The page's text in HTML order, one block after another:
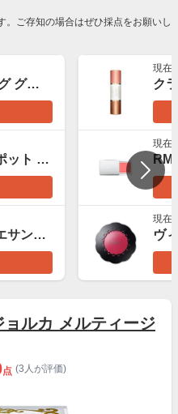
。ご存知の場合はぜひ採点をお願いし
THREE シマリング グロー デュオ
ボビイ ブラウン ポット ルージュ
シャネル ボーム エサンシエル
現在
現在
現在
ルカ メルティージ
点 (3人が評価)